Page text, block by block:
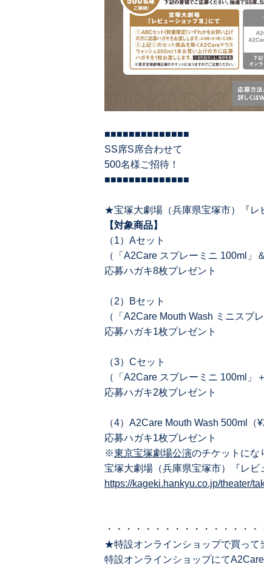
■■■■■■■■■■■■■■
SS席S席合わせて
500名様ご招待！
■■■■■■■■■■■■■■
★宝塚⼤劇場（兵庫県宝塚市）『レ
【対象商品】
（1）Aセット
（「A2Care スプレーミニ 100ml
応募ハガキ8枚プレゼント
（2）Bセット
（「A2Care Mouth Wash ミニスプ
応募ハガキ1枚プレゼント
（3）Cセット
（「A2Care スプレーミニ 100ml
応募ハガキ2枚プレゼント
（4）A2Care Mouth Wash 500ml（
応募ハガキ1枚プレゼント
※東京宝塚劇場公演のチケットにな
宝塚⼤劇場（兵庫県宝塚市）『レビ
https://kageki.hankyu.co.jp/theater/
・・・・・・・・・・・・・・・
★特設オンラインショップで買って
特設オンラインショップにて